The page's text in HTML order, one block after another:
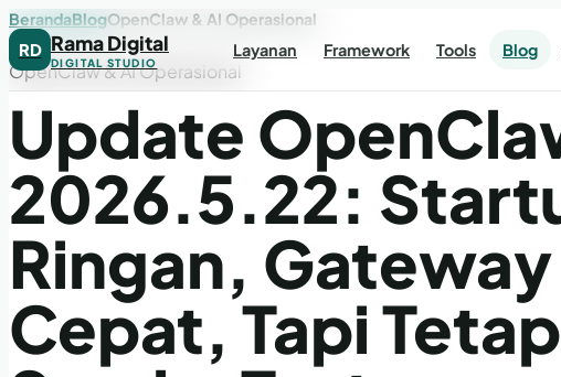
RD Rama Digital
DIGITAL STUDIO
Layanan Framework Tools Blog
BerandaBlogOpenClaw & AI Operasional
OpenClaw & AI Operasional
Update
2026.5.22:
Ringan,
Cepat, Tapi